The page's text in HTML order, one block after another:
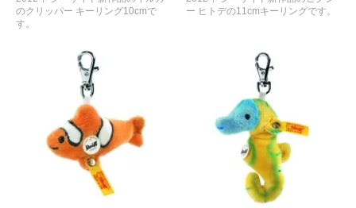
のクリッパー キーリング10cmで
す。
ー ヒトデの11cmキーリングです。